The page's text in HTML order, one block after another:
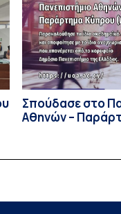
Ελλάδα, συμμετείχαν
το Αριστοτέλειο
Σπούδασε στο
Αθηνών –